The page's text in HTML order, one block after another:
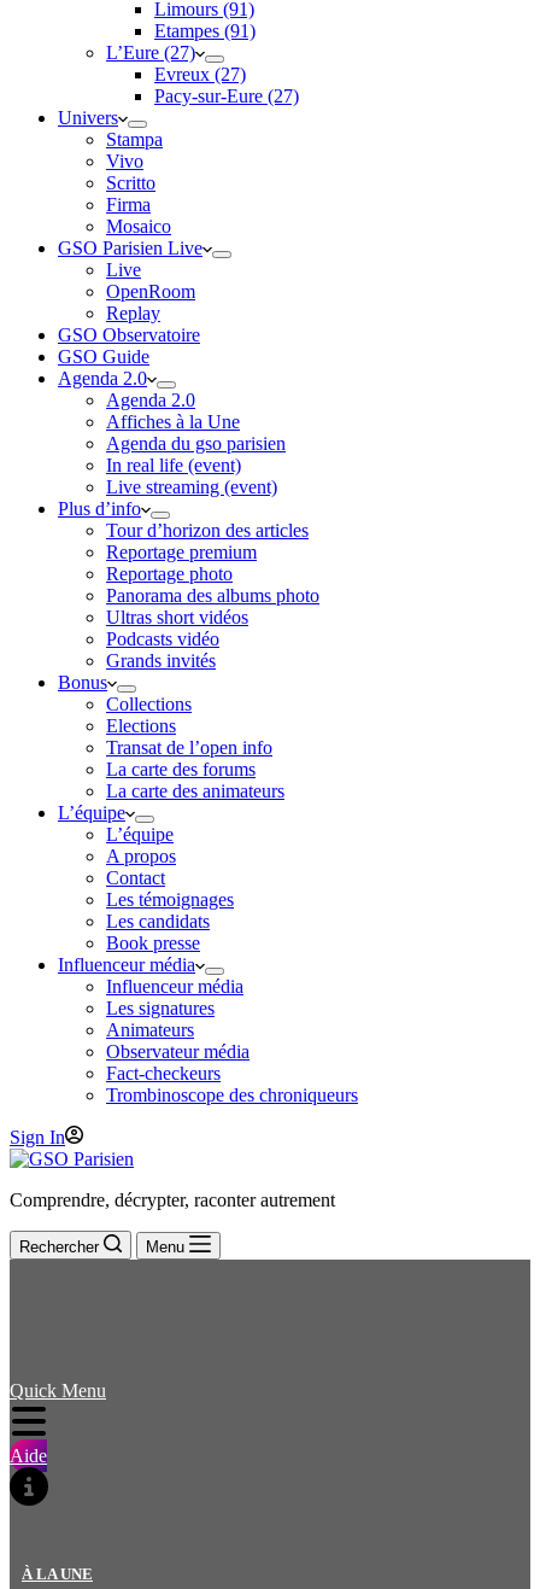
Limours (91)
Etampes (91)
L’Eure (27)
Evreux (27)
Pacy-sur-Eure (27)
Univers
Stampa
Vivo
Scritto
Firma
Mosaico
GSO Parisien Live
Live
OpenRoom
Replay
GSO Observatoire
GSO Guide
Agenda 2.0
Agenda 2.0
Affiches à la Une
Agenda du gso parisien
In real life (event)
Live streaming (event)
Plus d’info
Tour d’horizon des articles
Reportage premium
Reportage photo
Panorama des albums photo
Ultras short vidéos
Podcasts vidéo
Grands invités
Bonus
Collections
Elections
Transat de l’open info
La carte des forums
La carte des animateurs
L’équipe
L’équipe
A propos
Contact
Les témoignages
Les candidats
Book presse
Influenceur média
Influenceur média
Les signatures
Animateurs
Observateur média
Fact-checkeurs
Trombinoscope des chroniqueurs
Sign In
Comprendre, décrypter, raconter autrement
Rechercher Menu
Quick Menu
Aide
À LA UNE